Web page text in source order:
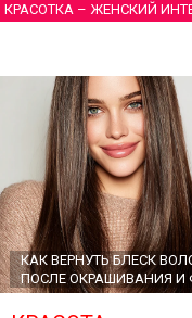
КРАСОТКА – ЖЕНСКИЙ
КАК ВЕРНУТЬ БЛЕСК
ПОСЛЕ ОКРАШИВАНИЯ И